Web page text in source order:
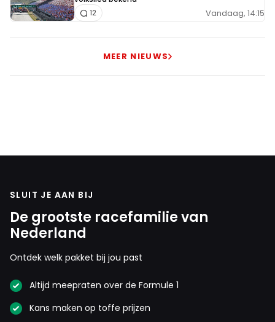
Vandaag, 14:15
12
MEER NIEUWS
SLUIT JE AAN BIJ
De grootste racefamilie van
Nederland
Ontdek welk pakket bij jou past
Altijd meepraten over de Formule 1
Kans maken op toffe prijzen